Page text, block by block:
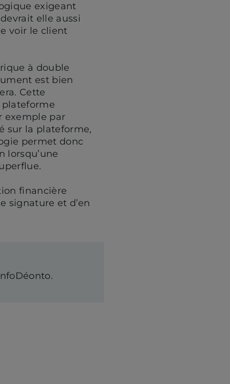
exigeant
elle aussi
voir le client
à double
est bien
Cette
exemple par
sur la plateforme,
permet donc
lorsqu’une
financière
signature et d’en